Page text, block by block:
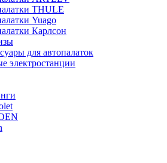
THULE
Yuago
Карлсон
для автопалаток
электростанции